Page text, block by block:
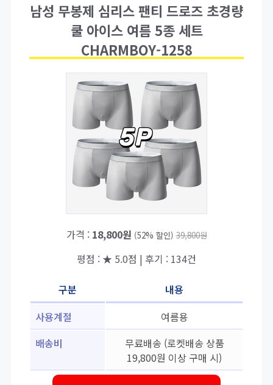
남성 무봉제 심리스 팬티 드로즈 초경량
쿨 아이스 여름 5종 세트
CHARMBOY-1258
가격 : 18,800원 (52% 할인) 39,800원
평점 : ★ 5.0점 | 후기 : 134건
구분
내용
사용계절
여름용
배송비
무료배송 (로켓배송 상품
19,800원 이상 구매 시)